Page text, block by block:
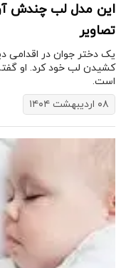
این مدل لب چندش
تصاویر
​​یک دختر جوان در اقدامی
کشیدن لب خود کرد. او
است.
۰۸ اردیبهشت ۱۴۰۴